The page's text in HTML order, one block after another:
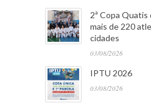
2ª Copa
mais de 220
cidades
03/08/2026
IPTU 2026
03/08/2026